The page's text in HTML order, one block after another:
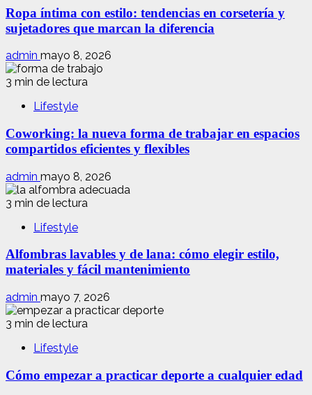
Ropa íntima con estilo: tendencias en corsetería y
sujetadores que marcan la diferencia
admin mayo 8, 2026
3 min de lectura
Lifestyle
Coworking: la nueva forma de trabajar en espacios
compartidos eficientes y flexibles
admin mayo 8, 2026
3 min de lectura
Lifestyle
Alfombras lavables y de lana: cómo elegir estilo,
materiales y fácil mantenimiento
admin mayo 7, 2026
3 min de lectura
Lifestyle
Cómo empezar a practicar deporte a cualquier edad